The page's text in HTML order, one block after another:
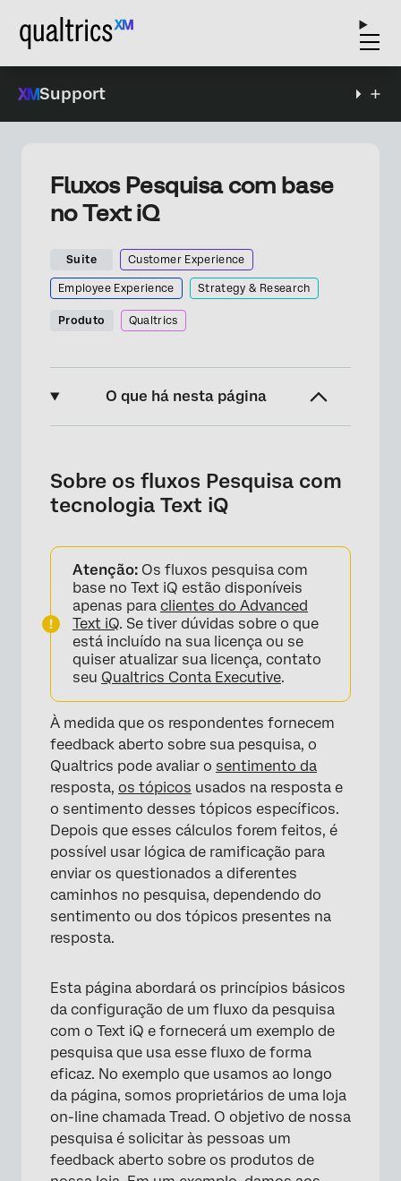
Support
Fluxos Pesquisa com base
no Text iQ
Suite Customer Experience
Employee Experience Strategy & Research
Produto Qualtrics
O que há nesta página
Adição de Sentimento texto – Elementos de
tópico ao fluxo Pesquisa
Definir dados incorporados para o
Sentimento da resposta
Adição de tópicos e sentimentos de tópicos
Uso de fluxos Pesquisa com tecnologia Text
iQ para fazer perguntas de acompanhamento
Tipos de Projetos que suportam esse
Característica
Perguntas frequentes
Sobre os fluxos Pesquisa com
tecnologia Text iQ
Atenção: Os fluxos pesquisa com
base no Text iQ estão disponíveis
apenas para clientes do Advanced
Text iQ. Se tiver dúvidas sobre o que
está incluído na sua licença ou se
quiser atualizar sua licença, contato
seu Qualtrics Conta Executive.
À medida que os respondentes fornecem
feedback aberto sobre sua pesquisa, o
Qualtrics pode avaliar o sentimento da
resposta, os tópicos usados na resposta e
o sentimento desses tópicos específicos.
Depois que esses cálculos forem feitos, é
possível usar lógica de ramificação para
enviar os questionados a diferentes
caminhos no pesquisa, dependendo do
sentimento ou dos tópicos presentes na
resposta.
Esta página abordará os princípios básicos
da configuração de um fluxo da pesquisa
com o Text iQ e fornecerá um exemplo de
pesquisa que usa esse fluxo de forma
eficaz. No exemplo que usamos ao longo
da página, somos proprietários de uma loja
on-line chamada Tread. O objetivo de nossa
pesquisa é solicitar às pessoas um
feedback aberto sobre os produtos de